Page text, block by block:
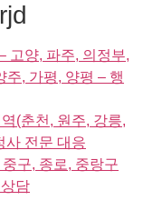
고양, 파주, 의정부,
주, 가평, 양평 – 행
(춘천, 원주, 강릉,
사 전문 대응
구, 종로, 중랑구
담